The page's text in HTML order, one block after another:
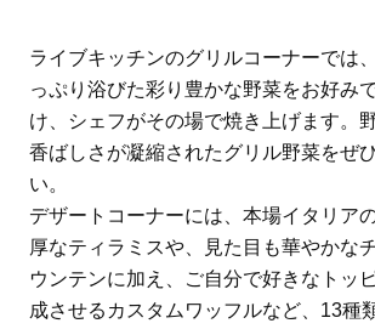
ライブキッチンのグリルコーナーでは
っぷり浴びた彩り豊かな野菜をお好み
け、シェフがその場で焼き上げます。
香ばしさが凝縮されたグリル野菜をぜ
い。
デザートコーナーには、本場イタリア
厚なティラミスや、見た目も華やかな
ウンテンに加え、ご自分で好きなトッ
成させるカスタムワッフルなど、13種